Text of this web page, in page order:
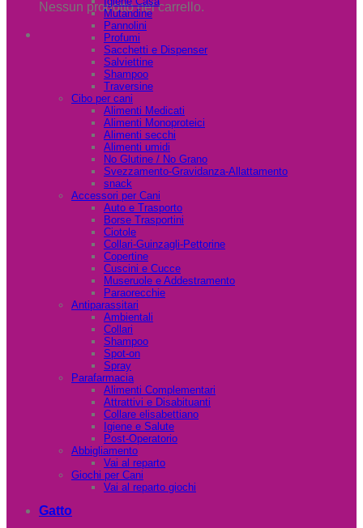
Nessun prodotto nel carrello.
Mutandine
Pannolini
Profumi
Sacchetti e Dispenser
Salviettine
Shampoo
Traversine
Cibo per cani
Alimenti Medicati
Alimenti Monoproteici
Alimenti secchi
Alimenti umidi
No Glutine / No Grano
Svezzamento-Gravidanza-Allattamento
snack
Accessori per Cani
Auto e Trasporto
Borse Trasportini
Ciotole
Collari-Guinzagli-Pettorine
Copertine
Cuscini e Cucce
Museruole e Addestramento
Paraorecchie
Antiparassitari
Ambientali
Collari
Shampoo
Spot-on
Spray
Parafarmacia
Alimenti Complementari
Attrattivi e Disabituanti
Collare elisabettiano
Igiene e Salute
Post-Operatorio
Abbigliamento
Vai al reparto
Giochi per Cani
Vai al reparto giochi
Gatto